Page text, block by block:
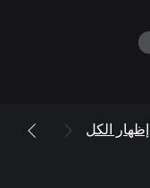
إظهار الكل